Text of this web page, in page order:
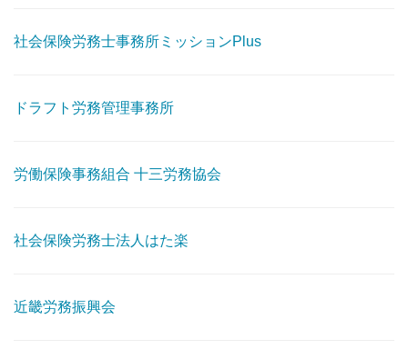
社会保険労務士事務所ミッションPlus
ドラフト労務管理事務所
労働保険事務組合 十三労務協会
社会保険労務士法人はた楽
近畿労務振興会